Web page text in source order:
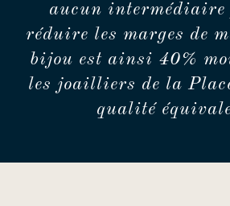
aucun intermédiaire
réduire les marges de
bijou est ainsi 40%
les joailliers de la
qualité